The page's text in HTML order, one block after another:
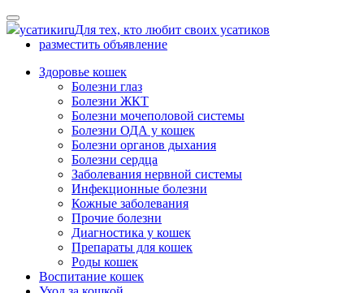
Skip
to
content
усатикиruДля тех, кто любит своих усатиков
разместить объявление
Здоровье кошек
Болезни глаз
Болезни ЖКТ
Болезни мочеполовой системы
Болезни ОДА у кошек
Болезни органов дыхания
Болезни сердца
Заболевания нервной системы
Инфекционные болезни
Кожные заболевания
Прочие болезни
Диагностика у кошек
Препараты для кошек
Роды кошек
Воспитание кошек